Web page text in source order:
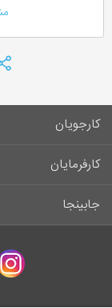
کارجویان
سوالات متداول کارجویان
لیست مشاغل
آگهی‌های استخدام
کارفرمایان
راهنمای ثبت آگهی
قوانین و مقررات
جابینجا
جابینجا در رسانه‌ها